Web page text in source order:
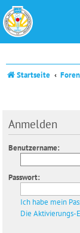
Startseite
Anmelden
Benutzername:
Passwort:
Ich habe mein
Die Aktivierungs-